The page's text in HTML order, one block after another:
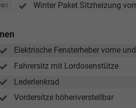
Winter Paket Sitzheizung
Elektrische Fensterheber vorne
Fahrersitz mit Lordosenstütze
Lederlenkrad
Vordersitze höhenverstellbar